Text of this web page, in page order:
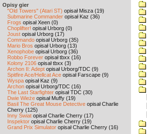
Opisy gier
"Old Towers" (Atari ST) opisał Misza (19)
Submarine Commander opisał Kaz (36)
Frogs opisał Xeen (0)
Choplifter! opisał Urborg (0)
Joust opisał Urborg (17)
Commando opisał Urborg (35)
Mario Bros opisał Urborg (13)
Xenophobe opisał Urborg (36)
Robbo Forever opisał tbxx (16)
Kolony 2106 opisał tbxx (3)
Archon II: Adept opisał Urborg/TDC (9)
Spitfire Ace/Hellcat Ace opisał Farscape (9)
Wyspa opisał Kaz (9)
Archon opisał Urborg/TDC (16)
The Last Starfighter opisał TDC (30)
Dwie Wieże opisał Muffy (19)
Basil The Great Mouse Detective opisał Charlie
Cherry (125)
Inny Świat opisał Charlie Cherry (17)
Inspektor opisał Charlie Cherry (19)
Grand Prix Simulator opisał Charlie Cherry (16)